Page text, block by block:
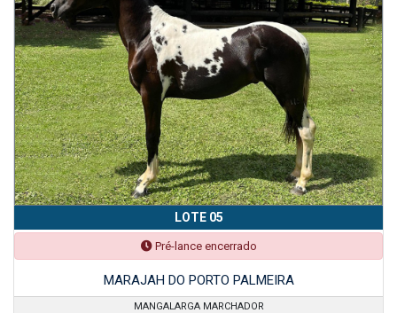
LOTE 05
Pré-lance encerrado
MARAJAH DO PORTO PALMEIRA
MANGALARGA MARCHADOR